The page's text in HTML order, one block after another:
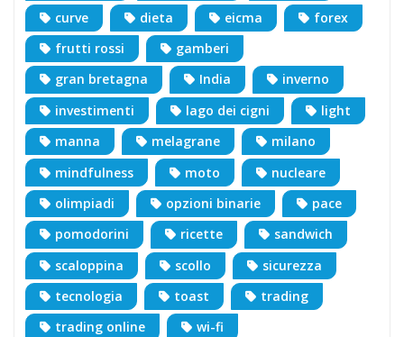
curve
dieta eicma
forex
frutti rossi
gamberi
gran bretagna
India
inverno
investimenti
lago dei cigni
light
manna
melagrane
milano
mindfulness
moto
nucleare
olimpiadi
opzioni binarie
pace
pomodorini
ricette
sandwich
scaloppina
scollo
sicurezza
tecnologia
toast
trading
trading online
wi-fi